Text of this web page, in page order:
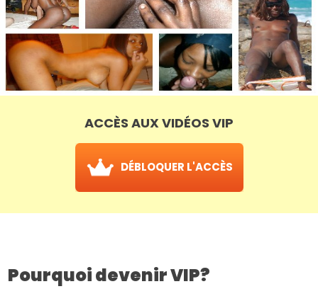
ACCÈS AUX VIDÉOS VIP
DÉBLOQUER L'ACCÈS
Pourquoi devenir VIP?